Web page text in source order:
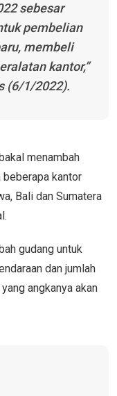
sebesar
pembelian
membeli
kantor,”
(6/1/2022).
menambah
beberapa kantor
Bali dan Sumatera
gudang untuk
dan jumlah
angkanya akan